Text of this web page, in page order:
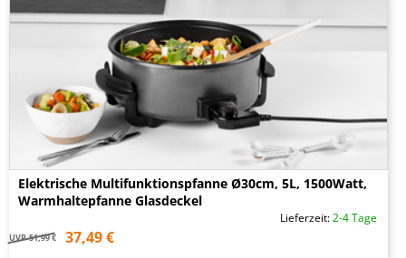
Elektrische Multifunktionspfanne Ø30cm, 5L, 1500Watt,
Warmhaltepfanne Glasdeckel
Lieferzeit:2-4 Tage
UVP 51,99 € 37,49 €